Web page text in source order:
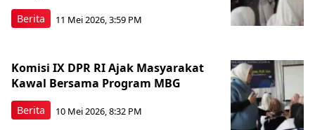
Berita 11 Mei 2026, 3:59 PM
Berita
Komisi IX DPR RI Ajak Masyarakat
Kawal Bersama Program MBG
10 Mei 2026, 8:32 PM